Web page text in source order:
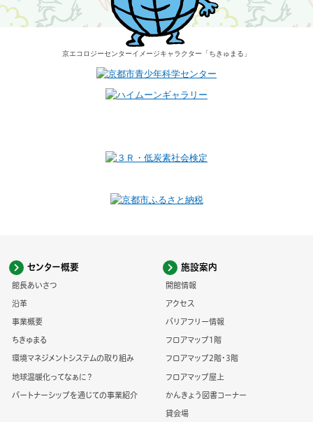
京エコロジーセンターイメージキャラクター 「ちきゅまる」
センター概要
館長あいさつ
沿革
事業概要
ちきゅまる
環境マネジメントシステムの取り組み
地球温暖化ってなぁに？
パートナーシップを通じての事業紹介
施設案内
開館情報
アクセス
バリアフリー情報
フロアマップ1階
フロアマップ2階・3階
フロアマップ屋上
かんきょう図書コーナー
貸会場